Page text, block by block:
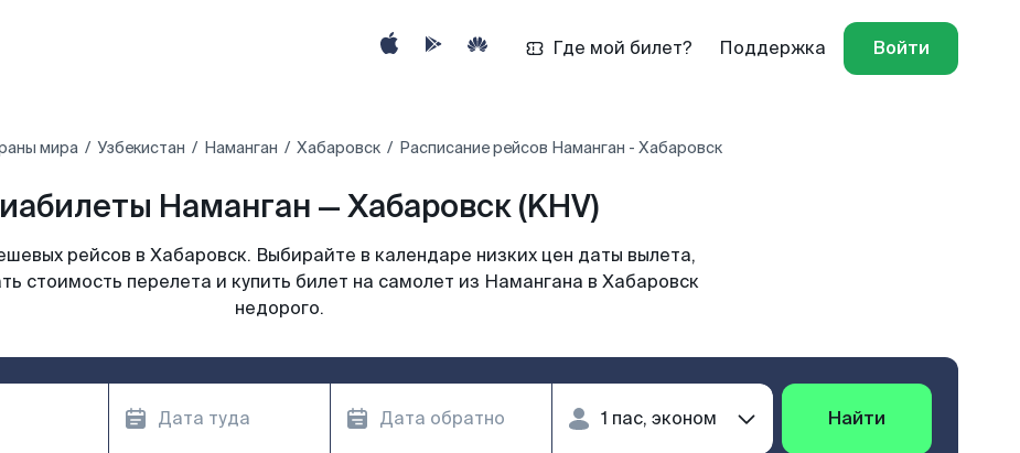
Где мой билет? Поддержка Войти
мира Узбекистан Наманган Хабаровск Расписание рейсов Наманган - Хабаровск
Наманган — Хабаровск (KHV)
рейсов в Хабаровск. Выбирайте в календаре низких цен даты вылета,
стоимость перелета и купить билет на самолет из Намангана в Хабаровск
недорого.
Найти